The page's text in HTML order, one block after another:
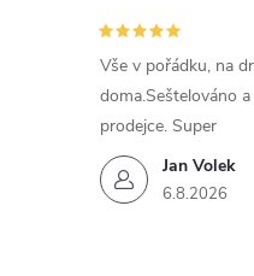
Jan Volek
6.8.2026
Vše v pořádku, na
doma.Seštelováno
prodejce. Super